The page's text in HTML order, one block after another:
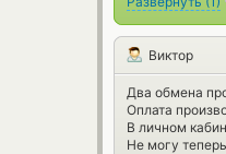
Виктор
Два обмена
Оплата
В личном
Не могу